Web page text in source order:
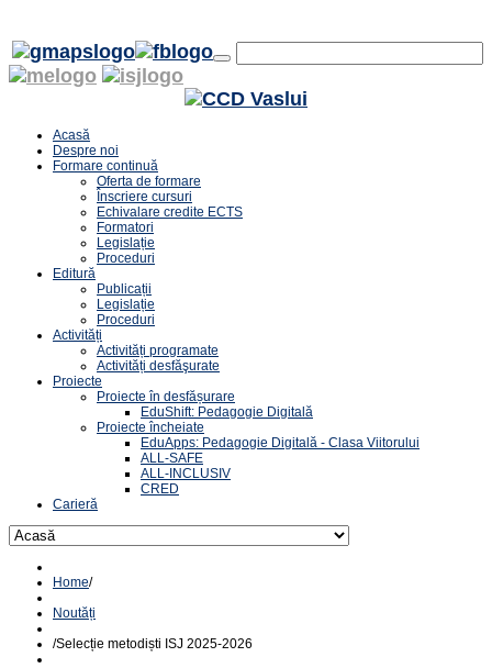
Acasă
Despre noi
Formare continuă
Oferta de formare
Înscriere cursuri
Echivalare credite ECTS
Formatori
Legislație
Proceduri
Editură
Publicații
Legislație
Proceduri
Activități
Activități programate
Activități desfăşurate
Proiecte
Proiecte în desfășurare
EduShift: Pedagogie Digitală
Proiecte încheiate
EduApps: Pedagogie Digitală - Clasa Viitorului
ALL-SAFE
ALL-INCLUSIV
CRED
Carieră
Home/
Noutăți
/Selecție metodiști ISJ 2025-2026